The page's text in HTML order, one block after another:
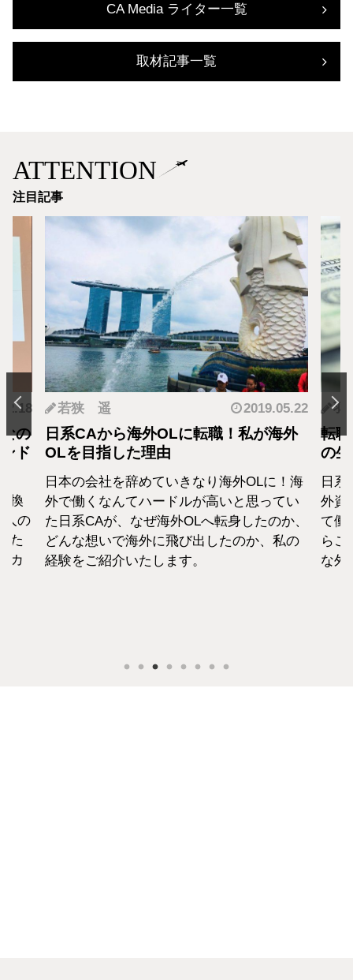
CA Media ライター一覧
取材記事一覧
ATTENTION
注目記事
の
ド
換
人の
た
カ
若狭 遥 2019.05.22
日系CAから海外OLに転職！私が海外
OLを目指した理由
日本の会社を辞めていきなり海外OLに！海
外で働くなんてハードルが高いと思ってい
た日系CAが、なぜ海外OLへ転身したのか、
どんな想いで海外に飛び出したのか、私の
経験をご紹介いたします。
羽
転
の
日
外資
て働
らこ
な外